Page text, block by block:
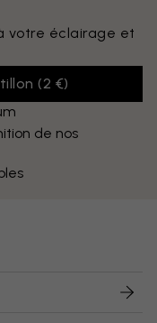
votre éclairage et
(2 €)
de nos